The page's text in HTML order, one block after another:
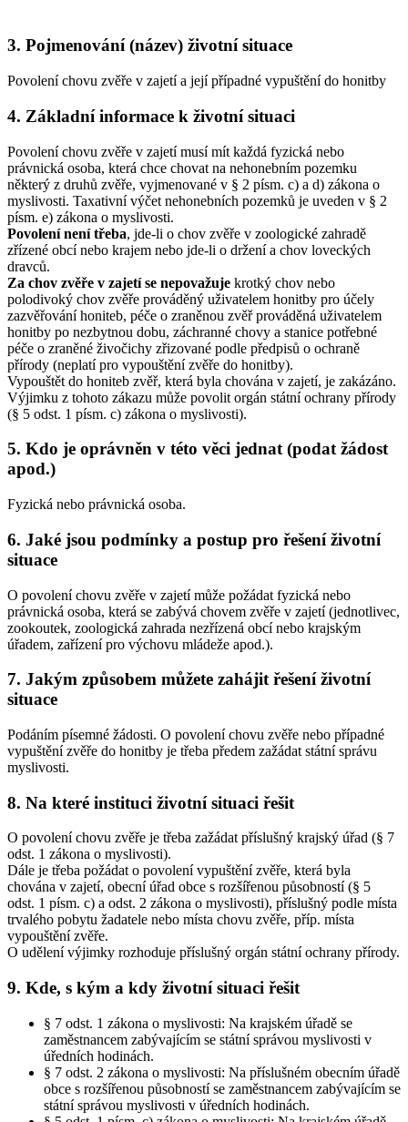
3. Pojmenování (název) životní situace
Povolení chovu zvěře v zajetí a její případné vypuštění do honitby
4. Základní informace k životní situaci
Povolení chovu zvěře v zajetí musí mít každá fyzická nebo
právnická osoba, která chce chovat na nehonebním pozemku
některý z druhů zvěře, vyjmenované v § 2 písm. c) a d) zákona o
myslivosti. Taxativní výčet nehonebních pozemků je uveden v § 2
písm. e) zákona o myslivosti.
Povolení není třeba, jde-li o chov zvěře v zoologické zahradě
zřízené obcí nebo krajem nebo jde-li o držení a chov loveckých
dravců.
Za chov zvěře v zajetí se nepovažuje krotký chov nebo
polodivoký chov zvěře prováděný uživatelem honitby pro účely
zazvěřování honiteb, péče o zraněnou zvěř prováděná uživatelem
honitby po nezbytnou dobu, záchranné chovy a stanice potřebné
péče o zraněné živočichy zřizované podle předpisů o ochraně
přírody (neplatí pro vypouštění zvěře do honitby).
Vypouštět do honiteb zvěř, která byla chována v zajetí, je zakázáno.
Výjimku z tohoto zákazu může povolit orgán státní ochrany přírody
(§ 5 odst. 1 písm. c) zákona o myslivosti).
5. Kdo je oprávněn v této věci jednat (podat žádost
apod.)
Fyzická nebo právnická osoba.
6. Jaké jsou podmínky a postup pro řešení životní
situace
O povolení chovu zvěře v zajetí může požádat fyzická nebo
právnická osoba, která se zabývá chovem zvěře v zajetí (jednotlivec,
zookoutek, zoologická zahrada nezřízená obcí nebo krajským
úřadem, zařízení pro výchovu mládeže apod.).
7. Jakým způsobem můžete zahájit řešení životní
situace
Podáním písemné žádosti. O povolení chovu zvěře nebo případné
vypuštění zvěře do honitby je třeba předem zažádat státní správu
myslivosti.
8. Na které instituci životní situaci řešit
O povolení chovu zvěře je třeba zažádat příslušný krajský úřad (§ 7
odst. 1 zákona o myslivosti).
Dále je třeba požádat o povolení vypuštění zvěře, která byla
chována v zajetí, obecní úřad obce s rozšířenou působností (§ 5
odst. 1 písm. c) a odst. 2 zákona o myslivosti), příslušný podle místa
trvalého pobytu žadatele nebo místa chovu zvěře, příp. místa
vypouštění zvěře.
O udělení výjimky rozhoduje příslušný orgán státní ochrany přírody.
9. Kde, s kým a kdy životní situaci řešit
§ 7 odst. 1 zákona o myslivosti: Na krajském úřadě se
zaměstnancem zabývajícím se státní správou myslivosti v
úředních hodinách.
§ 7 odst. 2 zákona o myslivosti: Na příslušném obecním úřadě
obce s rozšířenou působností se zaměstnancem zabývajícím se
státní správou myslivosti v úředních hodinách.